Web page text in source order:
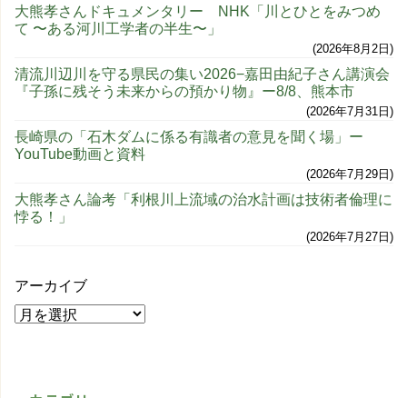
大熊孝さんドキュメンタリー NHK「川とひとをみつめ
て 〜ある河川工学者の半生〜」
2026年8月2日
清流川辺川を守る県民の集い2026−嘉田由紀子さん講演会
『子孫に残そう未来からの預かり物』ー8/8、熊本市
2026年7月31日
長崎県の「石木ダムに係る有識者の意見を聞く場」ー
YouTube動画と資料
2026年7月29日
大熊孝さん論考「利根川上流域の治水計画は技術者倫理に
悖る！」
2026年7月27日
アーカイブ